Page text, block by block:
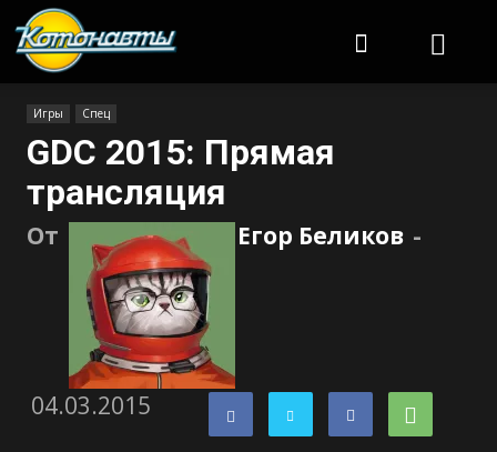
Игры Спец
GDC 2015: Прямая
трансляция
От Егор Беликов -
04.03.2015